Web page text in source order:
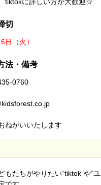
切
日（火）
法・備考
0760
ねがいいたします
もたちがやりたい“tiktok”や”